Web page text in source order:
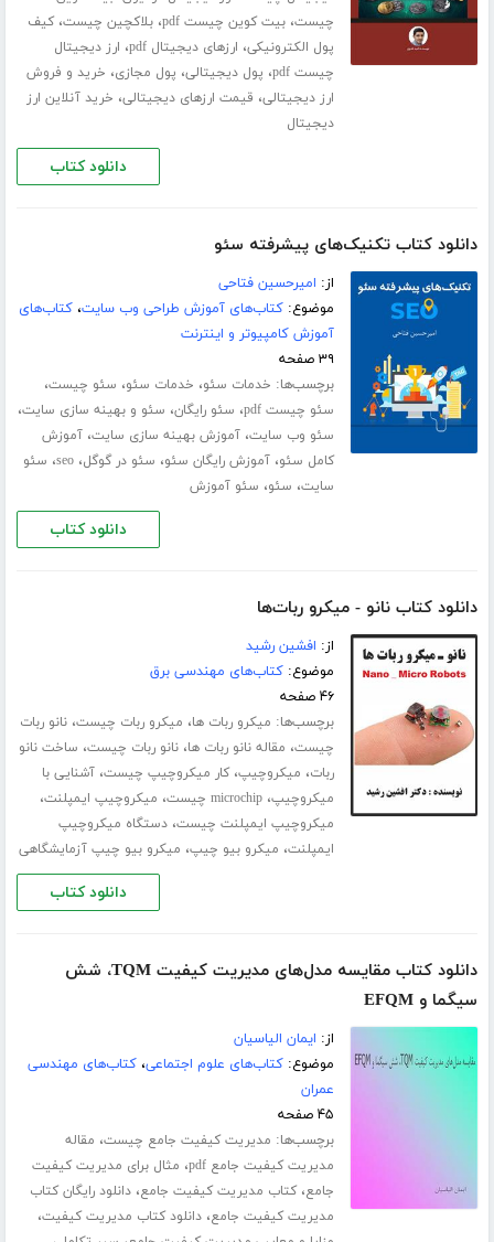
چیست،بیت کوین چیست pdf ،بلاکچین چیست،کیف
پول الکترونیکی، ارزهای دیجیتال pdf ، ارز دیجیتال
چیست pdf
، پول دیجیتالی، پول مجازی، خرید و فروش
ارز دیجیتالی، قیمت ارزهای دیجیتالی، خرید آنلاین ارز
دیجیتال
دانلود کتاب
دانلود کتاب تکنیک‌های پیشرفته سئو
از: امیرحسین فتاحی
موضوع:کتاب‌های آموزش طراحی وب سایت،کتاب‌های
آموزش کامپیوتر و اینترنت
۳۹ صفحه
برچسب‌ها: خدمات سئو، خدمات سئو، سئو چیست،
سئو چیست pdf ، سئو رایگان، سئو و بهینه سازی سایت،
سئو وب سایت،آموزش بهینه سازی سایت،آموزش
کامل سئو،آموزش رایگان سئو، سئو در گوگل،seo، سئو
سایت، سئو، سئو آموزش
دانلود کتاب
دانلود کتاب نانو - میکرو ربات‌ها
از: افشین رشید
موضوع:کتاب‌های مهندسی برق
۴۶ صفحه
برچسب‌ها: میکرو ربات ها، میکرو ربات چیست،نانو ربات
چیست، مقاله نانو ربات ها،نانو ربات چیست، ساخت نانو
ربات، میکروچیپ،کار میکروچیپ چیست،آشنایی با
میکروچیپ،microchip چیست ، میکروچیپ ایمپلنت،
میکروچیپ ایمپلنت چیست،دستگاه میکروچیپ
ایمپلنت، میکرو بیو چیپ، میکرو بیو چیپ آزمایشگاهی
دانلود کتاب
دانلود کتاب مقایسه مدل‌های مدیریت کیفیت TQM، شش
سیگما و EFQM
از: ایمان الیاسیان
موضوع:کتاب‌های علوم اجتماعی،کتاب‌های مهندسی
عمران
۴۵ صفحه
برچسب‌ها: مدیریت کیفیت جامع چیست، مقاله
مدیریت کیفیت جامع pdf
، مثال برای مدیریت کیفیت
جامع،کتاب مدیریت کیفیت جامع،دانلود رایگان کتاب
مدیریت کیفیت جامع،دانلود کتاب مدیریت کیفیت،